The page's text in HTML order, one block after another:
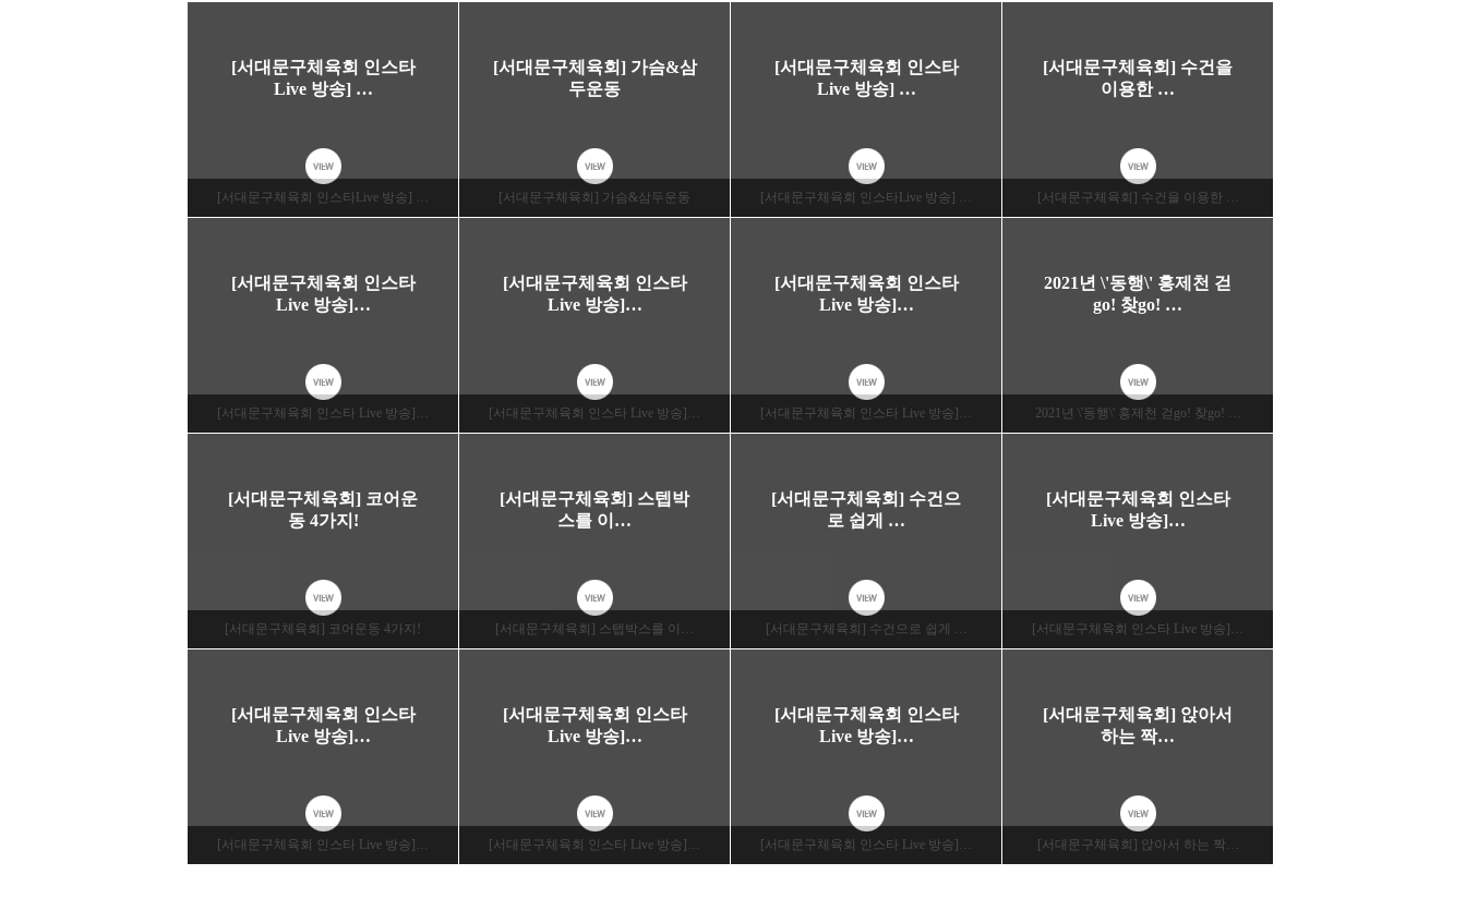
[서대문구체육회 인스타Live 방송] …
[서대문구체육회 인스타
Live 방송] …
VIEW
[서대문구체육회] 가슴&삼두운동
[서대문구체육회] 가슴&삼
두운동
VIEW
[서대문구체육회 인스타Live 방송] …
[서대문구체육회 인스타
Live 방송] …
VIEW
[서대문구체육회] 수건을 이용한 …
[서대문구체육회] 수건을
이용한 …
VIEW
[서대문구체육회 인스타 Live 방송]…
[서대문구체육회 인스타
Live 방송]…
VIEW
[서대문구체육회 인스타 Live 방송]…
[서대문구체육회 인스타
Live 방송]…
VIEW
[서대문구체육회 인스타 Live 방송]…
[서대문구체육회 인스타
Live 방송]…
VIEW
2021년 \'동행\' 홍제천 걷go! 찾go! …
2021년 \'동행\' 홍제천 걷
go! 찾go! …
VIEW
[서대문구체육회] 코어운동 4가지!
[서대문구체육회] 코어운
동 4가지!
VIEW
[서대문구체육회] 스텝박스를 이…
[서대문구체육회] 스텝박
스를 이…
VIEW
[서대문구체육회] 수건으로 쉽게 …
[서대문구체육회] 수건으
로 쉽게 …
VIEW
[서대문구체육회 인스타 Live 방송]…
[서대문구체육회 인스타
Live 방송]…
VIEW
[서대문구체육회 인스타 Live 방송]…
[서대문구체육회 인스타
Live 방송]…
VIEW
[서대문구체육회 인스타 Live 방송]…
[서대문구체육회 인스타
Live 방송]…
VIEW
[서대문구체육회 인스타 Live 방송]…
[서대문구체육회 인스타
Live 방송]…
VIEW
[서대문구체육회] 앉아서 하는 짝…
[서대문구체육회] 앉아서
하는 짝…
VIEW